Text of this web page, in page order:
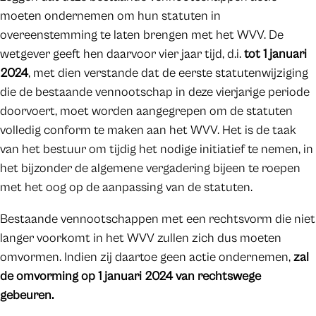
moeten ondernemen om hun statuten in
overeenstemming te laten brengen met het WVV. De
wetgever geeft hen daarvoor vier jaar tijd, d.i.tot 1 januari
2024, met dien verstande dat de eerste statutenwijziging
die de bestaande vennootschap in deze vierjarige periode
doorvoert, moet worden aangegrepen om de statuten
volledig conform te maken aan het WVV. Het is de taak
van het bestuur om tijdig het nodige initiatief te nemen, in
het bijzonder de algemene vergadering bijeen te roepen
met het oog op de aanpassing van de statuten.
Bestaande vennootschappen met een rechtsvorm die niet
langer voorkomt in het WVV zullen zich dus moeten
omvormen. Indien zij daartoe geen actie ondernemen,zal
de omvorming op 1 januari 2024 van rechtswege
gebeuren.